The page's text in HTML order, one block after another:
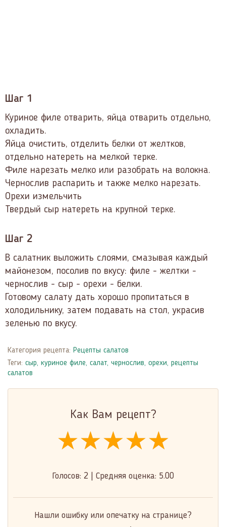
Шаг 1
Куриное филе отварить, яйца отварить отдельно,
охладить.
Яйца очистить, отделить белки от желтков,
отдельно натереть на мелкой терке.
Филе нарезать мелко или разобрать на волокна.
Чернослив распарить и также мелко нарезать.
Орехи измельчить
Твердый сыр натереть на крупной терке.
Шаг 2
В салатник выложить слоями, смазывая каждый
майонезом, посолив по вкусу: филе - желтки -
чернослив - сыр - орехи - белки.
Готовому салату дать хорошо пропитаться в
холодильнику, затем подавать на стол, украсив
зеленью по вкусу.
Категория рецепта: Рецепты салатов
Теги: сыр, куриное филе, салат, чернослив, орехи, рецепты
салатов
Как Вам рецепт?
★★★★★
★★★★★
★★★★★
Голосов: 2 Средняя оценка: 5.00
Нашли ошибку или опечатку на странице?